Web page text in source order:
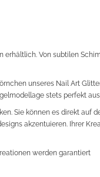
erhältlich. Von subtilen
unseres Nail Art
stets perfekt
Sie können es direkt auf
akzentuieren. Ihrer
werden garantiert